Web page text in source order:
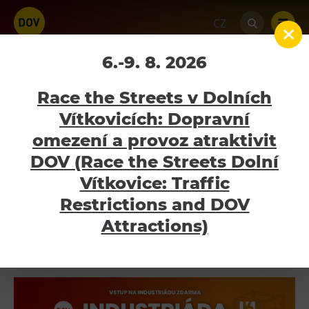
CZ
INDUSTRIÁDA
Home Stezka uhlí a oceli INDUSTRIÁDA
Atraktivity
Bolt Tower
Velký svět techniky
Malý svět techniky U6
Gong
STEZKA UHLÍ A OCELI
VSTUPENKY
OBNOVA MALÉHO SVĚTA TECHNIKY U6
6.-9. 8. 2026
Race the Streets v Dolních
Vítkovicích: Dopravní
omezení a provoz atraktivit
DOV (Race the Streets Dolní
Vítkovice: Traffic
Restrictions and DOV
Attractions)